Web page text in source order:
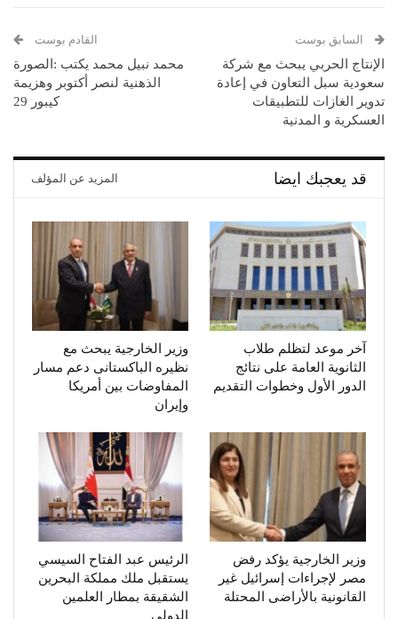
السابق بوست
الإنتاج الحربي يبحث مع شركة
سعودية سبل التعاون في إعادة
تدوير الغازات للتطبيقات
العسكرية و المدنية
القادم بوست
محمد نبيل محمد يكتب :الصورة
الذهنية لنصر أكتوبر وهزيمة
كيبور 29
قد يعجبك ايضا المزيد عن المؤلف
آخر موعد لتظلم طلاب
الثانوية العامة على نتائج
الدور الأول وخطوات التقديم
وزير الخارجية يبحث مع
نظيره الباكستانى دعم مسار
المفاوضات بين أمريكا
وإيران
وزير الخارجية يؤكد رفض
مصر لإجراءات إسرائيل غير
القانونية بالأراضى المحتلة
الرئيس عبد الفتاح السيسي
يستقبل ملك مملكة البحرين
الشقيقة بمطار العلمين
الدولي